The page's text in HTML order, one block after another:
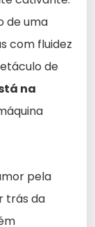
de uma
com fluidez
de
na
pela
trás da